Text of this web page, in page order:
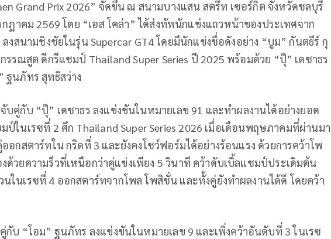
Grand Prix 2026” จัดขึ้น ณ สนามบางแสน สตรีท เซอร์กิต จังหวัดชลบุรี
กฎาคม 2569โดย “เอส โคล่า” ได้ส่งทัพนักแข่งแถวหน้าของประเทศจาก
ลงสนามชิงชัยในรุ่นSupercar GT4โดยมีนักแข่งชื่อดังอย่าง “บูม”กันตธีร์ กุ
รรณสูต ดีกรีแชมป์ Thailand Super Series ปี 2025 พร้อมด้วย “ปุ๊” เดชาธร
”ฐนภัทร สุทธิสว่าง
บคู่กับ “ปุ๊” เดชาธร ลงแข่งขันในหมายเลข 91 และทำผลงานได้อย่างยอด
ป์ในเรซที่ 2 ศึก Thailand Super Series 2026 เมื่อเดือนพฤษภาคมที่ผ่านมา
อกสตาร์ทใน กริดที่ 3 และยังคงโชว์ฟอร์มได้อย่างร้อนแรง ด้วยการคว้าโพ
ด้วยความร็วที่เหนือกว่าคู่แข่งเพียง 5วินาที คว้าดับเบิ้ลแชมป์ประเดิมต้น
นในเรซที่ 4 ออกสตาร์ทจากโพล โพสิชั่น และทั้งคู่ยังทำผลงานได้ดี โดยคว้า
กับ “โอม” ฐนภัทร ลงแข่งขันในหมายเลข 9 และเพิ่งคว้าอันดับที่ 3ในเรซ